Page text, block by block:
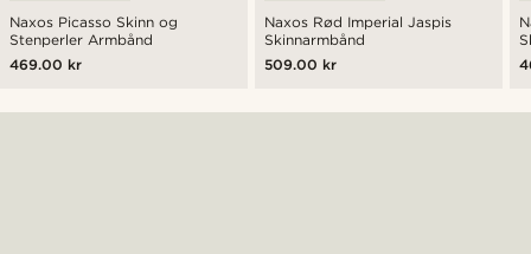
Naxos Picasso Skinn og
Stenperler Armbånd
469.00 kr
Naxos Rød Imperial Jaspis
Skinnarmbånd
509.00 kr